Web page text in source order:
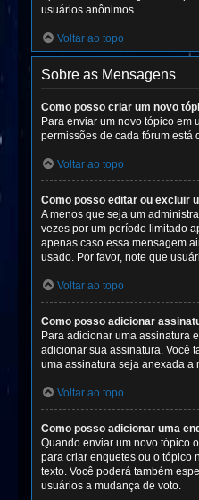
usuários anônimos.
Voltar ao topo
Sobre as Mensagens
Como posso criar um novo
Para enviar um novo tópico em
permissões de cada fórum está
Voltar ao topo
Como posso editar ou excluir
A menos que seja um
vezes por um período limitado
apenas caso essa mensagem
usado. Por favor, note que
Voltar ao topo
Como posso adicionar
Para adicionar uma assinatura
adicionar sua assinatura. Você
uma assinatura seja anexada
Voltar ao topo
Como posso adicionar uma
Quando enviar um novo tópico
para criar enquetes ou o tópico
texto. Você poderá também
usuários a mudança de voto.